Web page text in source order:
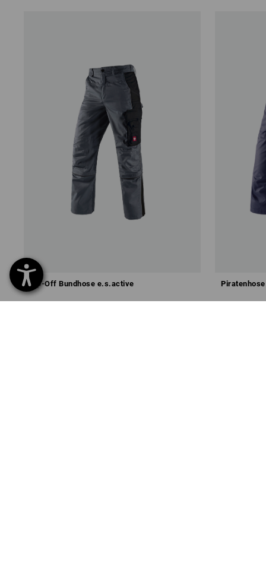
Zip-Off Bundhose e.s.active